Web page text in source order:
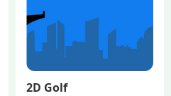
2D Golf